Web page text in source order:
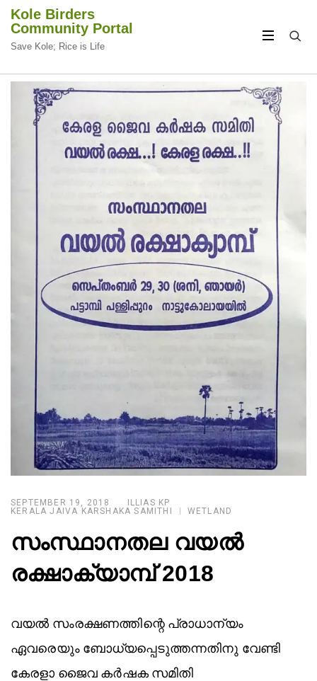
Kole Birders
Community Portal
Save Kole; Rice is Life
CIRCULAR
FOCUS
CIRCULAR
FOCUS
SEPTEMBER 19, 2018
ILLIAS KP
KERALA JAIVA KARSHAKA SAMITHI
WETLAND
സംസ്ഥാനതല വയൽ
രക്ഷാക്യാമ്പ് 2018
വയൽ സംരക്ഷണത്തിന്റെ പ്രാധാന്യം
ഏവരെയും ബോധ്യപ്പെടുത്തന്നതിനു വേണ്ടി
കേരളാ ജൈവ കർഷക സമിതി